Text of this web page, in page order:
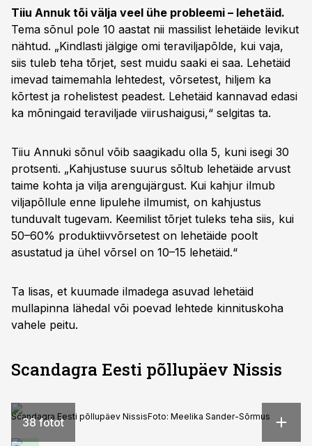
Tiiu Annuk tõi välja veel ühe probleemi – lehetäid.
Tema sõnul pole 10 aastat nii massilist lehetäide levikut
nähtud. „Kindlasti jälgige omi teraviljapõlde, kui vaja,
siis tuleb teha tõrjet, sest muidu saaki ei saa. Lehetäid
imevad taimemahla lehtedest, võrsetest, hiljem ka
kõrtest ja rohelistest peadest. Lehetäid kannavad edasi
ka mõningaid teraviljade viirushaigusi,“ selgitas ta.
Tiiu Annuki sõnul võib saagikadu olla 5, kuni isegi 30
protsenti. „Kahjustuse suurus sõltub lehetäide arvust
taime kohta ja vilja arengujärgust. Kui kahjur ilmub
viljapõllule enne lipulehe ilmumist, on kahjustus
tunduvalt tugevam. Keemilist tõrjet tuleks teha siis, kui
50–60% produktiivvõrsetest on lehetäide poolt
asustatud ja ühel võrsel on 10–15 lehetäid.“
Ta lisas, et kuumade ilmadega asuvad lehetäid
mullapinna lähedal või poevad lehtede kinnituskoha
vahele peitu.
Scandagra Eesti põllupäev Nissis
38 fotot
Scandagra Eesti põllupäev NissisFoto: Meelika Sander-Sõrmus